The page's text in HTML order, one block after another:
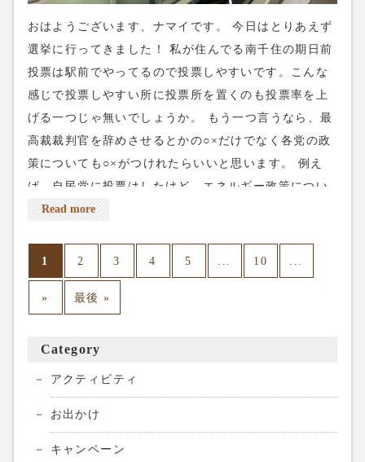
おはようございます、ナマイです。 今日はとりあえず
選挙に行ってきました！ 私が住んでる南千住の期日前
投票は駅前でやってるので投票しやすいです。こんな
感じで投票しやすい所に投票所を置くのも投票率を上
げる一つじゃ無いでしょうか。 もう一つ言うなら、最
高裁裁判官を辞めさせるとかの○×だけでなく各党の政
策についても○×がつけれたらいいと思います。 例え
ば、自民党に投票はしたけど、エネルギー政策につい
ては反対！とか。もっと細かく意思を示せる投票の仕
(仕方なくこの政党って人もいると思います)多くの人
はこの政策に関しては支持してないとかわかって欲し
い。当選はしたものの、そんなに支持はされていない
います。 モリカケ問題とかもそうですね。野党の追求
が問題意識を持って取り組まないと解決しません。 私
Read more
1 2 3 4 5 10
» 最後 »
Category
アクティビティ
お出かけ
キャンペーン